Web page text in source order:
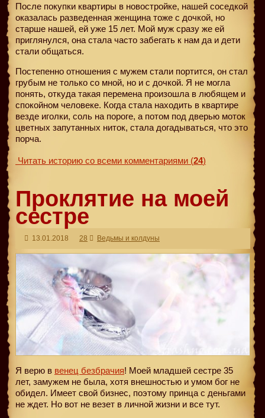
После покупки квартиры в новостройке, нашей соседкой
оказалась разведенная женщина тоже с дочкой, но
старше нашей, ей уже 15 лет. Мой муж сразу же ей
приглянулся, она стала часто забегать к нам да и дети
стали общаться.
Постепенно отношения с мужем стали портится, он стал
грубым не только со мной, но и с дочкой. Я не могла
понять, откуда такая перемена произошла в любящем и
спокойном человеке. Когда стала находить в квартире
везде иголки, соль на пороге, а потом под дверью моток
цветных запутанных ниток, стала догадываться, что это
порча.
Читать историю со всеми комментариями (24)
Проклятие на моей
сестре
13.01.2018 28 Ведьмы и колдуны
Я верю в венец безбрачия! Моей младшей сестре 35
лет, замужем не была, хотя внешностью и умом бог не
обидел. Имеет свой бизнес, поэтому принца с деньгами
не ждет. Но вот не везет в личной жизни и все тут.